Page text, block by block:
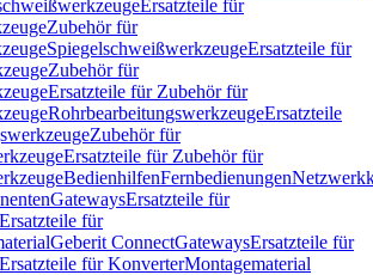
Ersatzteile für
Zubehör für
SpiegelschweißwerkzeugeErsatzteile für
Zubehör für
Ersatzteile für Zubehör für
RohrbearbeitungswerkzeugeErsatzteile
Zubehör für
Ersatzteile für Zubehör für
BedienhilfenFernbedienungen
GatewaysErsatzteile für
Ersatzteile für
Geberit ConnectGatewaysErsatzteile für
Ersatzteile für KonverterMontagematerial